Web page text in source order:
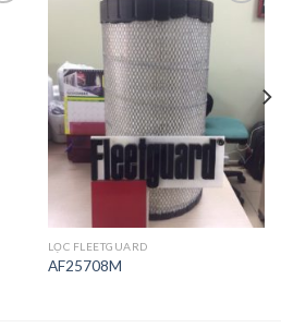
Wishlist
LỌC FLEETGUARD
AF25708M